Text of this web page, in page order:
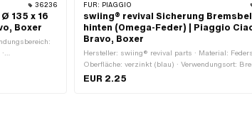
36236
135 x 16
Boxer
Nein ·
FÜR: PIAGGIO
swiing® revival Sicherung
hinten (Omega-Feder) | Piaggio
Bravo, Boxer
Hersteller: swiing® revival parts · Material:
Oberfläche: verzinkt (blau) · Verwendungsort:
Nenndurchmesser: 7 mm · Ø innen: 7.2 mm · Ø
EUR 2.25